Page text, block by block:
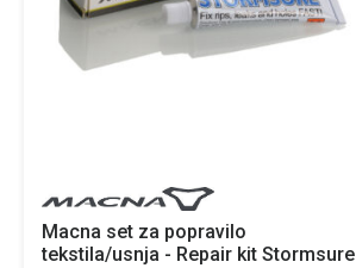
Macna set za popravilo
tekstila/usnja - Repair kit Stormsure